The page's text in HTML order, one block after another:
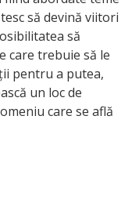
să devină viitori
să
care trebuie să le
pentru a putea,
un loc de
care se află